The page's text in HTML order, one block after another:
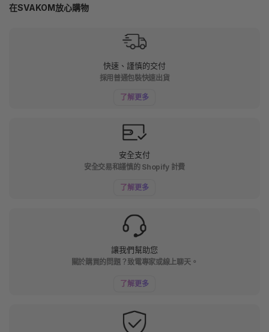
在SVAKOM放心購物
快速、謹慎的交付
採用普通包裝快速出貨
了解更多
安全支付
安全交易和謹慎的 Shopify 計費
了解更多
讓我們幫助您
關於購買的問題？致電專家或線上聊天。
了解更多